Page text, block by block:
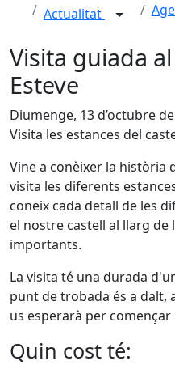
Actualitat
Visita guiada
Esteve
Diumenge, 13 d’octubre
Visita les estances del
Vine a conèixer la història
visita les diferents
coneix cada detall de les
el nostre castell al llarg de
importants.
La visita té una durada
punt de trobada és a dalt,
us esperarà per començar
Quin cost té: